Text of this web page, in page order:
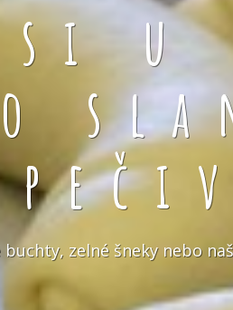
si u
zelné šneky nebo